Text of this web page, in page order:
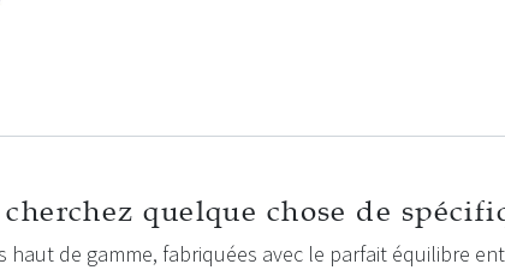
quelque chose de
de gamme, fabriquées avec le parfait équilibre